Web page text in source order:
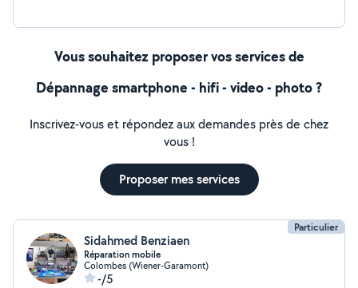
Vous souhaitez proposer vos services de
Dépannage smartphone - hifi - video - photo ?
Inscrivez-vous et répondez aux demandes près de chez
vous !
Proposer mes services
Particulier
Sidahmed Benziaen
Réparation mobile
Colombes (Wiener-Garamont)
-/5